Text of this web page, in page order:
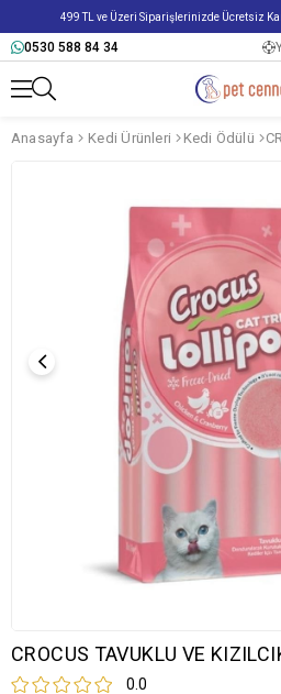
499 TL ve Üzeri Siparişlerinizde Ücretsiz
0530 588 84 34
Anasayfa Kedi Ürünleri Kedi Ödülü
CROCUS TAVUKLU VE
0.0